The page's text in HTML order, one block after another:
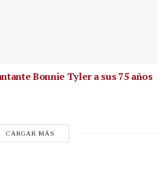
Bonnie Tyler a sus 75 años
CARGAR MÁS